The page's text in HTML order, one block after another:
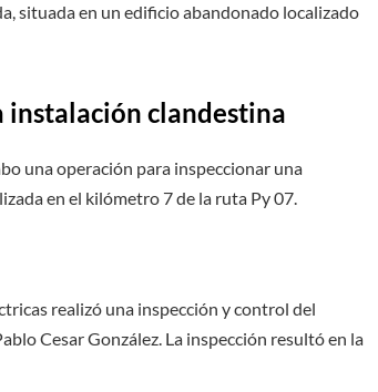
situada en un edificio abandonado localizado
instalación clandestina
una operación para inspeccionar una
en el kilómetro 7 de la ruta Py 07.
realizó una inspección y control del
Cesar González. La inspección resultó en la